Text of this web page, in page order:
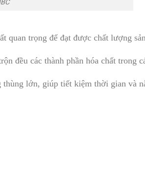
quan trọng để đạt được chất lượng
đều các thành phần hóa chất trong
lớn, giúp tiết kiệm thời gian và